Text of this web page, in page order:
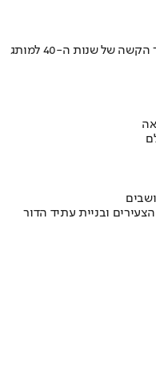
איך אסם הפכה את תקופת הצנע והמחסור הקשה של שנות ה-40 למותג
ובניית עתיד הדור